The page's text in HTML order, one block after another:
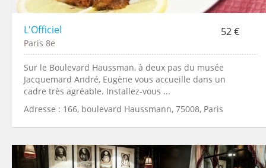
L'Officiel 52 €
Paris 8e
Sur le Boulevard Haussman, à deux pas du musée
Jacquemard André, Eugène vous accueille dans un
cadre très agréable. Installez-vous ...
Adresse : 166, boulevard Haussmann, 75008, Paris